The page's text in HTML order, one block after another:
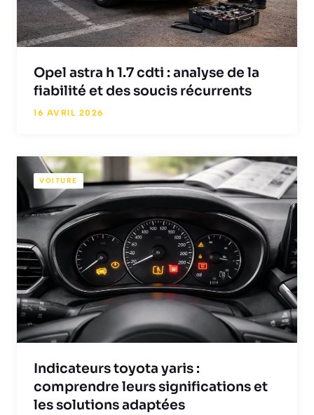
Opel astra h 1.7 cdti : analyse de la
fiabilité et des soucis récurrents
16 AVRIL 2026
VOITURE
Indicateurs toyota yaris :
comprendre leurs significations et
les solutions adaptées